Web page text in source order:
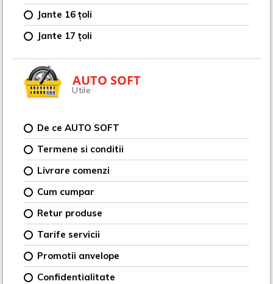
Jante 16 țoli
Jante 17 țoli
AUTO SOFT
Utile
De ce AUTO SOFT
Termene si conditii
Livrare comenzi
Cum cumpar
Retur produse
Tarife servicii
Promotii anvelope
Confidentialitate